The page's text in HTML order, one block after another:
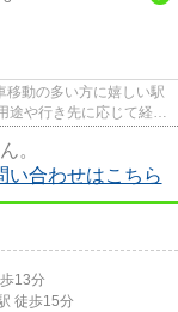
移動の多い方に嬉しい駅
途や行き先に応じて経路
。
い合わせはこちら
13分
徒歩15分